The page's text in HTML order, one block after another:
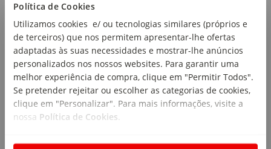
Política de Cookies
Utilizamos cookies e/ ou tecnologias similares (próprios e
de terceiros) que nos permitem apresentar-lhe ofertas
adaptadas às suas necessidades e mostrar-lhe anúncios
personalizados nos nossos websites. Para garantir uma
melhor experiência de compra, clique em "Permitir Todos".
Se pretender rejeitar ou escolher as categorias de cookies,
clique em "Personalizar". Para mais informações, visite a
nossa Política de Cookies.
40%